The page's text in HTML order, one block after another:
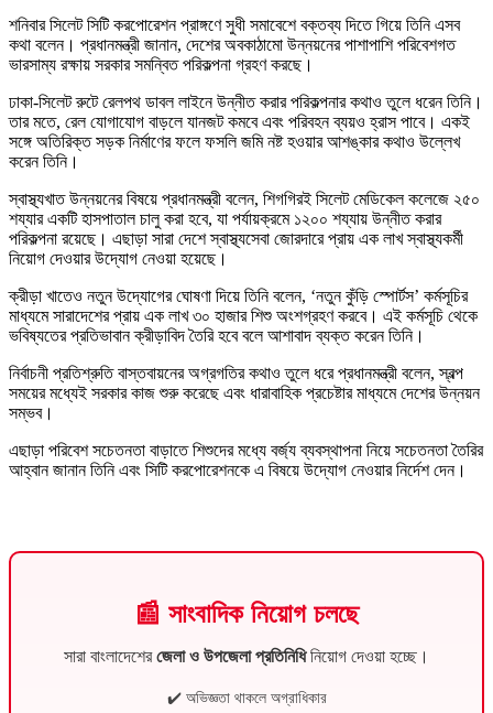
শনিবার সিলেট সিটি করপোরেশন প্রাঙ্গণে সুধী সমাবেশে বক্তব্য দিতে গিয়ে তিনি এসব
কথা বলেন। প্রধানমন্ত্রী জানান, দেশের অবকাঠামো উন্নয়নের পাশাপাশি পরিবেশগত
ভারসাম্য রক্ষায় সরকার সমন্বিত পরিকল্পনা গ্রহণ করছে।
ঢাকা-সিলেট রুটে রেলপথ ডাবল লাইনে উন্নীত করার পরিকল্পনার কথাও তুলে ধরেন তিনি।
তার মতে, রেল যোগাযোগ বাড়লে যানজট কমবে এবং পরিবহন ব্যয়ও হ্রাস পাবে। একই
সঙ্গে অতিরিক্ত সড়ক নির্মাণের ফলে ফসলি জমি নষ্ট হওয়ার আশঙ্কার কথাও উল্লেখ
করেন তিনি।
স্বাস্থ্যখাত উন্নয়নের বিষয়ে প্রধানমন্ত্রী বলেন, শিগগিরই সিলেট মেডিকেল কলেজে ২৫০
শয্যার একটি হাসপাতাল চালু করা হবে, যা পর্যায়ক্রমে ১২০০ শয্যায় উন্নীত করার
পরিকল্পনা রয়েছে। এছাড়া সারা দেশে স্বাস্থ্যসেবা জোরদারে প্রায় এক লাখ স্বাস্থ্যকর্মী
নিয়োগ দেওয়ার উদ্যোগ নেওয়া হয়েছে।
ক্রীড়া খাতেও নতুন উদ্যোগের ঘোষণা দিয়ে তিনি বলেন, ‘নতুন কুঁড়ি স্পোর্টস’ কর্মসূচির
মাধ্যমে সারাদেশের প্রায় এক লাখ ৩০ হাজার শিশু অংশগ্রহণ করবে। এই কর্মসূচি থেকে
ভবিষ্যতের প্রতিভাবান ক্রীড়াবিদ তৈরি হবে বলে আশাবাদ ব্যক্ত করেন তিনি।
নির্বাচনী প্রতিশ্রুতি বাস্তবায়নের অগ্রগতির কথাও তুলে ধরে প্রধানমন্ত্রী বলেন, স্বল্প
সময়ের মধ্যেই সরকার কাজ শুরু করেছে এবং ধারাবাহিক প্রচেষ্টার মাধ্যমে দেশের উন্নয়ন
সম্ভব।
এছাড়া পরিবেশ সচেতনতা বাড়াতে শিশুদের মধ্যে বর্জ্য ব্যবস্থাপনা নিয়ে সচেতনতা তৈরির
আহ্বান জানান তিনি এবং সিটি করপোরেশনকে এ বিষয়ে উদ্যোগ নেওয়ার নির্দেশ দেন।
📰 সাংবাদিক নিয়োগ চলছে
সারা বাংলাদেশেরজেলা ও উপজেলা প্রতিনিধিনিয়োগ দেওয়া হচ্ছে।
✔️ অভিজ্ঞতা থাকলে অগ্রাধিকার